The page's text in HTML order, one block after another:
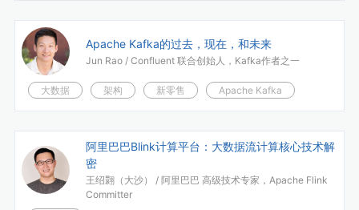
Apache Kafka的过去，现在，和未来
Jun Rao / Confluent 联合创始人，Kafka作者之一
大数据 架构 新零售 Apache Kafka
阿里巴巴Blink计算平台：大数据流计算核心技术解
密
王绍翾（大沙） / 阿里巴巴 高级技术专家，Apache Flink
Committer